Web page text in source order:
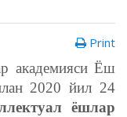
Print
академияси Ёш
2020 йил24
ёшлар